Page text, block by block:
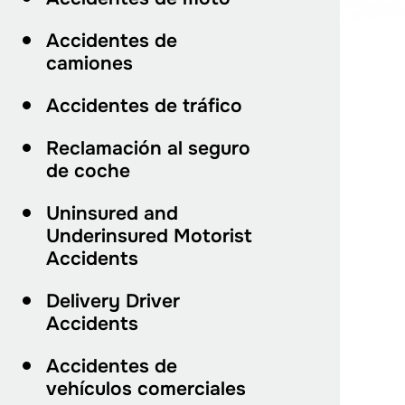
Accidentes de
camiones
Accidentes de tráfico
Reclamación al seguro
de coche
Uninsured and
Underinsured Motorist
Accidents
Delivery Driver
Accidents
Accidentes de
vehículos comerciales